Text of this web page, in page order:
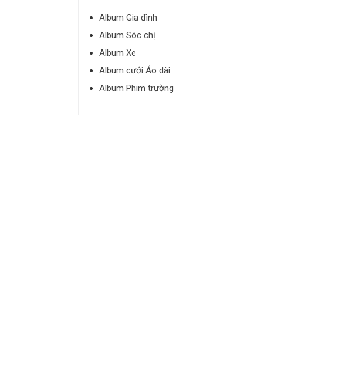
Album Gia đình
Album Sóc chị
Album Xe
Album cưới Áo dài
Album Phim trường